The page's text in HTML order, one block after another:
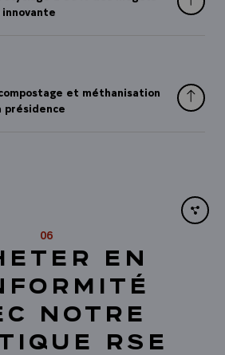
et méthanisation
présidence
06
EN
NOTRE
RSE
Share